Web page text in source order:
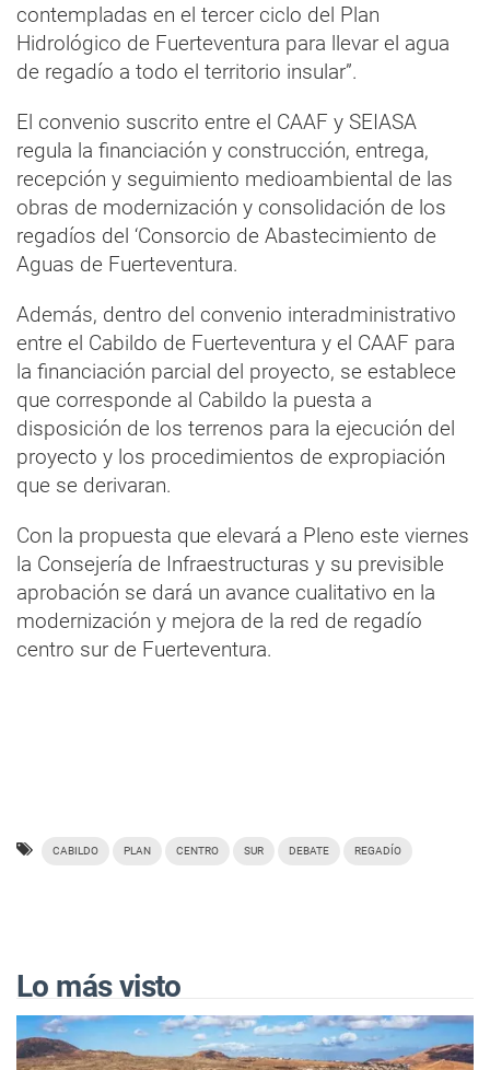
contempladas en el tercer ciclo del Plan
Hidrológico de Fuerteventura para llevar el agua
de regadío a todo el territorio insular”.
El convenio suscrito entre el CAAF y SEIASA
regula la financiación y construcción, entrega,
recepción y seguimiento medioambiental de las
obras de modernización y consolidación de los
regadíos del ‘Consorcio de Abastecimiento de
Aguas de Fuerteventura.
Además, dentro del convenio interadministrativo
entre el Cabildo de Fuerteventura y el CAAF para
la financiación parcial del proyecto, se establece
que corresponde al Cabildo la puesta a
disposición de los terrenos para la ejecución del
proyecto y los procedimientos de expropiación
que se derivaran.
Con la propuesta que elevará a Pleno este viernes
la Consejería de Infraestructuras y su previsible
aprobación se dará un avance cualitativo en la
modernización y mejora de la red de regadío
centro sur de Fuerteventura.
CABILDO PLAN CENTRO SUR DEBATE REGADÍO
Lo más visto